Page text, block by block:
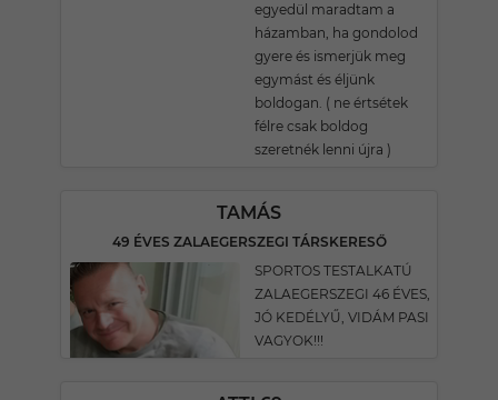
egyedül maradtam a
házamban, ha gondolod
gyere és ismerjük meg
egymást és éljünk
boldogan. ( ne értsétek
félre csak boldog
szeretnék lenni újra )
TAMÁS
49 ÉVES ZALAEGERSZEGI TÁRSKERESŐ
SPORTOS TESTALKATÚ
ZALAEGERSZEGI 46 ÉVES,
JÓ KEDÉLYŰ, VIDÁM PASI
VAGYOK!!!